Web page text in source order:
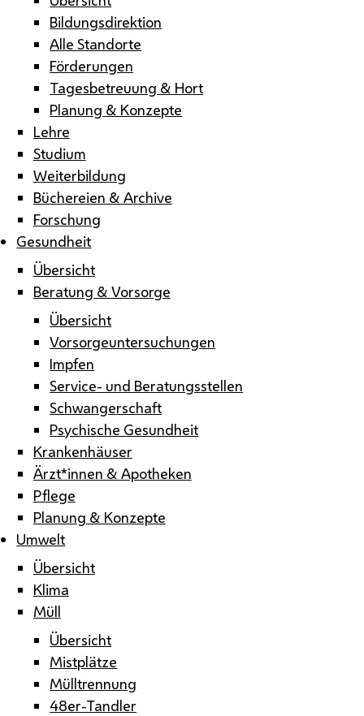
Bildungsdirektion
Alle Standorte
Förderungen
Tagesbetreuung & Hort
Planung & Konzepte
Lehre
Studium
Weiterbildung
Büchereien & Archive
Forschung
Gesundheit
Übersicht
Beratung & Vorsorge
Übersicht
Vorsorgeuntersuchungen
Impfen
Service- und Beratungsstellen
Schwangerschaft
Psychische Gesundheit
Krankenhäuser
Ärzt*innen & Apotheken
Pflege
Planung & Konzepte
Umwelt
Übersicht
Klima
Müll
Übersicht
Mistplätze
Mülltrennung
48er-Tandler